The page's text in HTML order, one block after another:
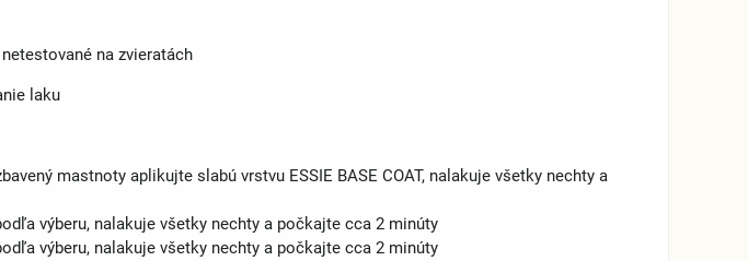
na zvieratách
laku
mastnoty aplikujte slabú vrstvu ESSIE BASE COAT, nalakuje všetky nechty a
výberu, nalakuje všetky nechty a počkajte cca 2 minúty
výberu, nalakuje všetky nechty a počkajte cca 2 minúty